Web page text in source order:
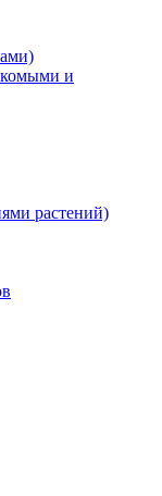
и
растений)